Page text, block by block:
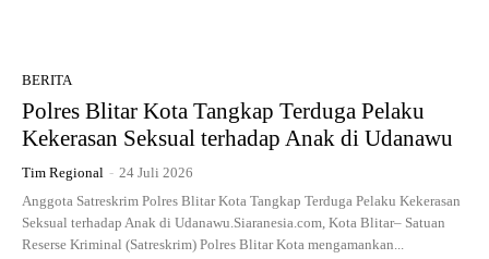
BERITA
Polres Blitar Kota Tangkap Terduga Pelaku
Kekerasan Seksual terhadap Anak di Udanawu
Tim Regional - 24 Juli 2026
Anggota Satreskrim Polres Blitar Kota Tangkap Terduga Pelaku Kekerasan
Seksual terhadap Anak di Udanawu.Siaranesia.com, Kota Blitar– Satuan
Reserse Kriminal (Satreskrim) Polres Blitar Kota mengamankan...